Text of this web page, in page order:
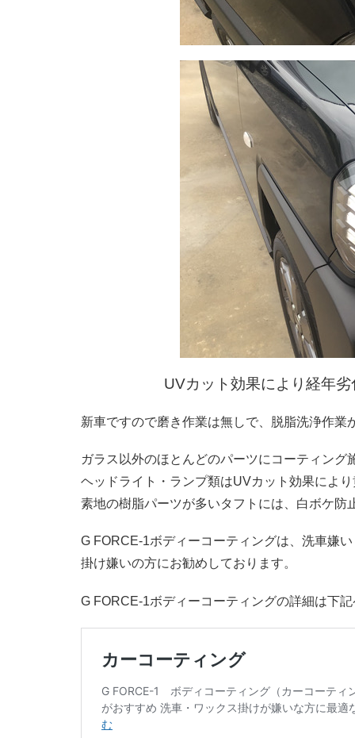
UVカット効果により経年
新車ですので磨き作業は無しで、脱脂洗浄作業
ガラス以外のほとんどのパーツにコーティング
ヘッドライト・ランプ類はUVカット効果によ
素地の樹脂パーツが多いタフトには、白ボケ防
G FORCE-1ボディーコーティングは、洗車嫌
掛け嫌いの方にお勧めしております。
G FORCE-1ボディーコーティングの詳細は下